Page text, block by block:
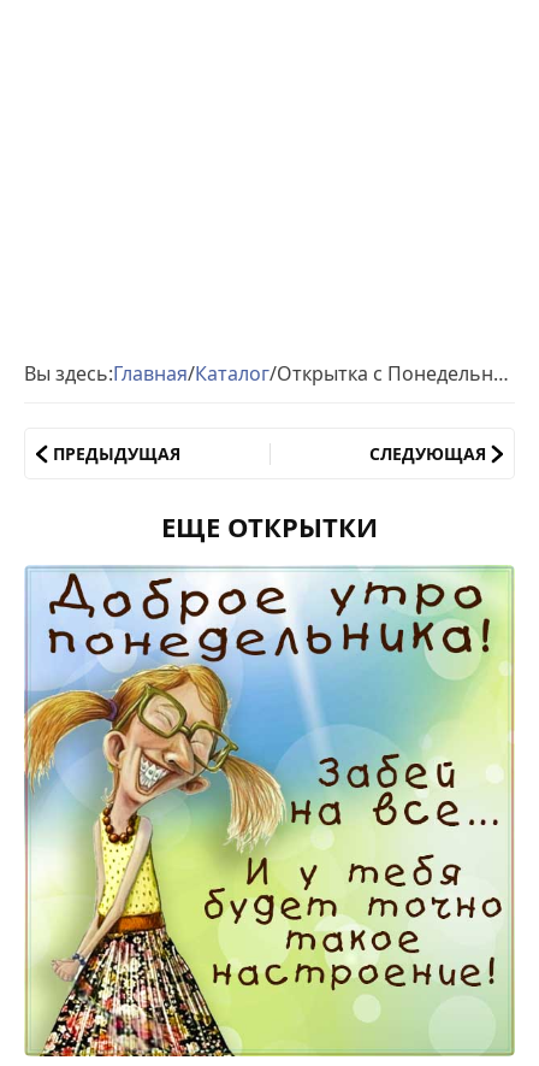
Вы здесь:Главная/Каталог/ Открытка с Понедельником прикольная
ПРЕДЫДУЩАЯ СЛЕДУЮЩАЯ
ЕЩЕ ОТКРЫТКИ